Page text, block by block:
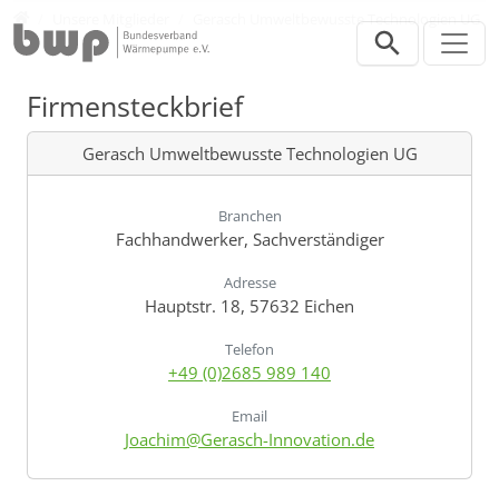
Gerasch Umweltbewusste Technologien UG
Firmensteckbrief
Gerasch Umweltbewusste Technologien UG
Branchen
Fachhandwerker, Sachverständiger
Adresse
Hauptstr. 18, 57632 Eichen
Telefon
+49 (0)2685 989 140
Email
Joachim@Gerasch-Innovation.de